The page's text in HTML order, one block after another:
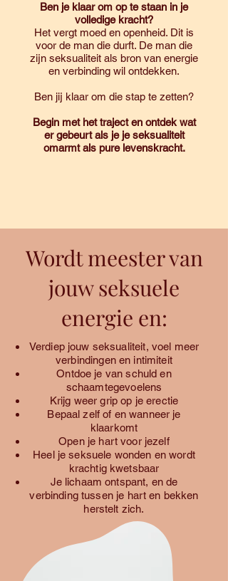
Ben je klaar om op te staan in je
volledige kracht?
Het vergt moed en openheid. Dit is
voor de man die durft. De man die
zijn seksualiteit als bron van energie
en verbinding wil ontdekken.
Ben jij klaar om die stap te zetten?
Begin met het traject en ontdek wat
er gebeurt als je je seksualiteit
omarmt als pure levenskracht.
Wordt meester van
jouw seksuele
energie en:
Verdiep jouw seksualiteit, voel meer
verbindingen en intimiteit
Ontdoe je van schuld en
schaamtegevoelens
Krijg weer grip op je erectie
Bepaal zelf of en wanneer je
klaarkomt
Open je hart voor jezelf
Heel je seksuele wonden en wordt
krachtig kwetsbaar​
Je lichaam ontspant, en de
verbinding tussen je hart en bekken
herstelt zich.